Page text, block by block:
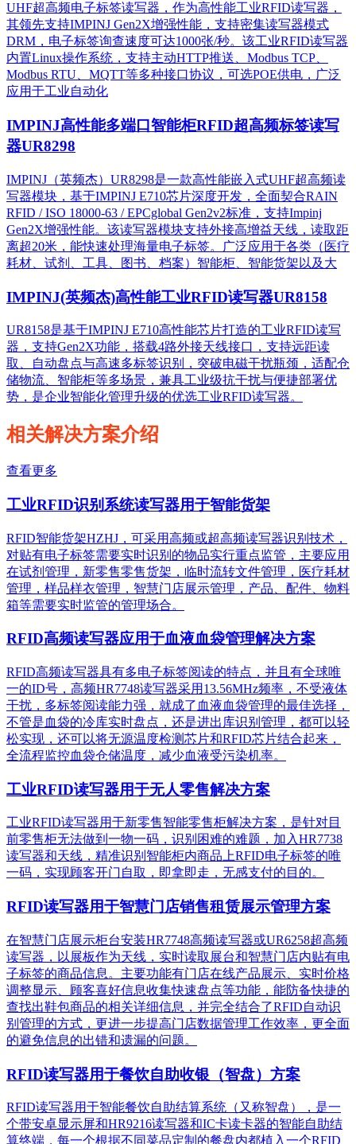
UHF超高频电子标签读写器，作为高性能工业RFID读写器，
其领先支持IMPINJ Gen2X增强性能，支持密集读写器模式
DRM，电子标签询查速度可达1000张/秒。该工业RFID读写器
内置Linux操作系统，支持主动HTTP推送、Modbus TCP、
Modbus RTU、MQTT等多种接口协议，可选POE供电，广泛
应用于工业自动化
IMPINJ高性能多端口智能柜RFID超高频标签读写
器UR8298
IMPINJ（英频杰）UR8298是一款高性能嵌入式UHF超高频读
写器模块，基于IMPINJ E710芯片深度开发，全面契合RAIN
RFID / ISO 18000-63 / EPCglobal Gen2v2标准，支持Impinj
Gen2X增强性能。该读写器模块支持外接高增益天线，读取距
离超20米，能快速处理海量电子标签。广泛应用于各类（医疗
耗材、试剂、工具、图书、档案）智能柜、智能货架以及大
IMPINJ(英频杰)高性能工业RFID读写器UR8158
UR8158是基于IMPINJ E710高性能芯片打造的工业RFID读写
器，支持Gen2X功能，搭载4路外接天线接口，支持远距读
取、自动盘点与高速多标签识别，突破电磁干扰瓶颈，适配仓
储物流、智能柜等多场景，兼具工业级抗干扰与便捷部署优
势，是企业智能化管理升级的优选工业RFID读写器。
相关解决方案介绍
查看更多
工业RFID识别系统读写器用于智能货架
RFID智能货架HZHJ，可采用高频或超高频读写器识别技术，
对贴有电子标签需要实时识别的物品实行重点监管，主要应用
在试剂管理，新零售零售货架，临时流转文件管理，医疗耗材
管理，样品样衣管理，智慧门店展示管理，产品、配件、物料
箱等需要实时监管的管理场合。
RFID高频读写器应用于血液血袋管理解决方案
RFID高频读写器具有多电子标签阅读的特点，并且有全球唯
一的ID号，高频HR7748读写器采用13.56MHz频率，不受液体
干扰，多标签阅读能力强，就成了血液血袋管理的最佳选择，
不管是血袋的冷库实时盘点，还是进出库识别管理，都可以轻
松实现，还可以将无源温度检测芯片和RFID芯片结合起来，
全流程监控血袋仓储温度，减少血液受污染机率。
工业RFID读写器用于无人零售解决方案
工业RFID读写器用于新零售智能零售柜解决方案，是针对目
前零售柜无法做到一物一码，识别困难的难题，加入HR7738
读写器和天线，精准识别​智能柜内商品上RFID电子标签的唯
一码，实现顾客开门自取，即拿即走，无感支付的目的。
RFID读写器用于智慧门店销售租赁展示管理方案
在智慧门店展示柜台安装HR7748高频读写器或UR6258超高频
读写器，以展板作为天线，实时读取展台和智慧门店内贴有电
子标签的商品信息。主要功能有门店在线产品展示、实时价格
调整显示、顾客喜好信息收集快速盘点等功能，能防备快捷的
查找出鞋包商品的相关详细信息，并完全结合了RFID自动识
别管理的方式，更进一步提高门店数据管理工作效率，更全面
的避免信息的出错和遗漏的问题。
RFID读写器用于餐饮自助收银（智盘）方案
RFID读写器用于智能餐饮自助结算系统（又称智盘），是一
个带安卓显示屏和HR9216读写器和IC卡读卡器的智能自助结
算终端，每一个根据不同菜品定制的餐盘内都植入一个RFID